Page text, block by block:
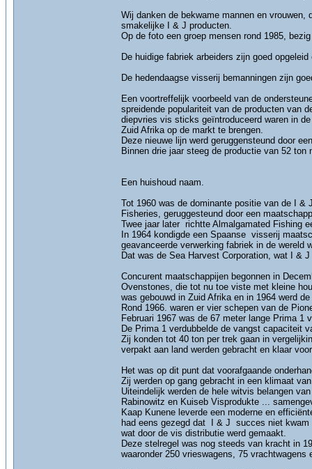
Wij danken de bekwame mannen en
smakelijke I & J producten.
Op de foto een groep mensen rond 1985,
De huidige fabriek arbeiders zijn goed
De hedendaagse visserij bemanningen zijn
Een voortreffelijk voorbeeld van de
spreidende populariteit van de producten van
diepvries vis sticks geïntroduceerd waren in
Zuid Afrika op de markt te brengen.
Deze nieuwe lijn werd geruggensteund door
Binnen drie jaar steeg de productie van 52 ton
Een huishoud naam.
Tot 1960 was de dominante positie van de I &
Fisheries, geruggesteund door een
Twee jaar later richtte Almalgamated Fishing
In 1964 kondigde een Spaanse visserij
geavanceerde verwerking fabriek in de wereld
Dat was de Sea Harvest Corporation, wat I &
Concurent maatschappijen begonnen in
Ovenstones, die tot nu toe viste met kleine
was gebouwd in Zuid Afrika en in 1964 werd
Rond 1966. waren er vier schepen van de
Februari 1967 was de 67 meter lange Prima 1
De Prima 1 verdubbelde de vangst capaciteit
Zij konden tot 40 ton per trek gaan in
verpakt aan land werden gebracht en klaar
Het was op dit punt dat voorafgaande
Zij werden op gang gebracht in een klimaat
Uiteindelijk werden de hele witvis belangen
Rabinowitz en Kuiseb Visprodukte ...
Kaap Kunene leverde een moderne en
had eens gezegd dat I & J succes niet kwam
wat door de vis distributie werd gemaakt.
Deze stelregel was nog steeds van kracht in
waaronder 250 vrieswagens, 75 vrachtwagens